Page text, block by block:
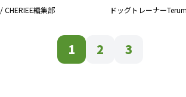
/CHERIEE編集部 ドッグトレーナー
1 2 3